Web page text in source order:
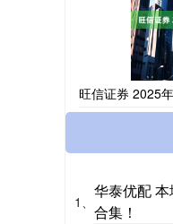
旺信证券 2025
1、
华泰优配 本
合集！